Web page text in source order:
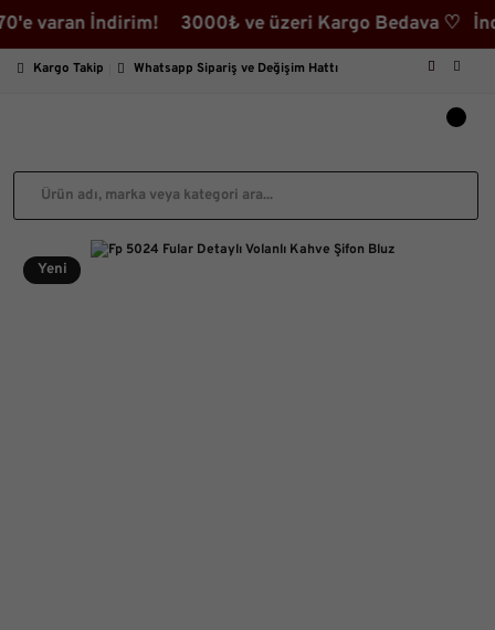
İndirim! 3000₺ ve üzeri Kargo Bedava ♡
Kargo Takip Whatsapp Sipariş ve Değişim Hattı
Yeni